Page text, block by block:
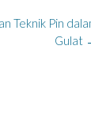
Teknik Pin
Gulat